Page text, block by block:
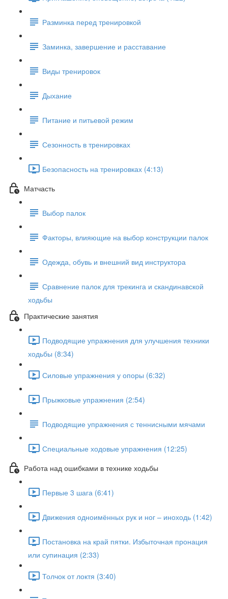
Разминка перед тренировкой
Заминка, завершение и расставание
Виды тренировок
Дыхание
Питание и питьевой режим
Сезонность в тренировках
Безопасность на тренировках (4:13)
Матчасть
Выбор палок
Факторы, влияющие на выбор конструкции палок
Одежда, обувь и внешний вид инструктора
Сравнение палок для трекинга и скандинавской
ходьбы
Практические занятия
Подводящие упражнения для улучшения техники
ходьбы (8:34)
Силовые упражнения у опоры (6:32)
Прыжковые упражнения (2:54)
Подводящие упражнения с теннисными мячами
Специальные ходовые упражнения (12:25)
Работа над ошибками в технике ходьбы
Первые 3 шага (6:41)
Движения одноимённых рук и ног – иноходь (1:42)
Постановка на край пятки. Избыточная пронация
или супинация (2:33)
Толчок от локтя (3:40)